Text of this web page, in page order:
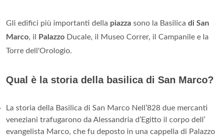
Gli edifici più importanti della piazza sono la Basilica di San
Marco, il Palazzo Ducale, il Museo Correr, il Campanile e la
Torre dell'Orologio.
Qual è la storia della basilica di San Marco?
La storia della Basilica di San Marco Nell’828 due mercanti
veneziani trafugarono da Alessandria d’Egitto il corpo dell’
evangelista Marco, che fu deposto in una cappella di Palazzo